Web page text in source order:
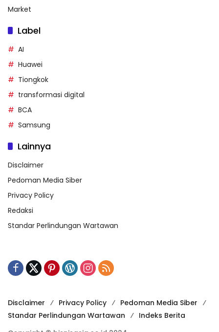
Market
Label
AI
Huawei
Tiongkok
transformasi digital
BCA
Samsung
Lainnya
Disclaimer
Pedoman Media Siber
Privacy Policy
Redaksi
Standar Perlindungan Wartawan
Disclaimer Privacy Policy
Pedoman Media Siber
Standar Perlindungan Wartawan
Indeks Berita